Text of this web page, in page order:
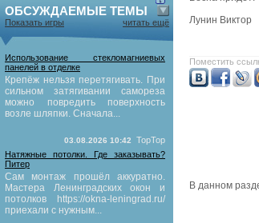
ОБСУЖДАЕМЫЕ ТЕМЫ
Показать игры читать ещё
Использование стекломагниевых
панелей в отделке
Крепёж нельзя перетягивать. При
сильном затягивании самореза
можно повредить поверхность
возле шляпки. Сначала...
03.08.2026 10:42
TopTop
Натяжные потолки. Где заказывать?
Питер
Сам монтаж прошёл аккуратно.
Мастера Ленинградских окон и
потолков https://okna-leningrad.ru/
приехали с нужным...
Лунин Виктор
Поместить
В данном